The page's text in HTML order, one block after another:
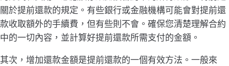
關於提前還款的規定。有些銀行或金融機構可能會對提前還
款收取額外的手續費，但有些則不會。確保您清楚理解合約
中的一切內容，並計算好提前還款所需支付的金額。
其次，增加還款金額是提前還款的一個有效方法。一般來